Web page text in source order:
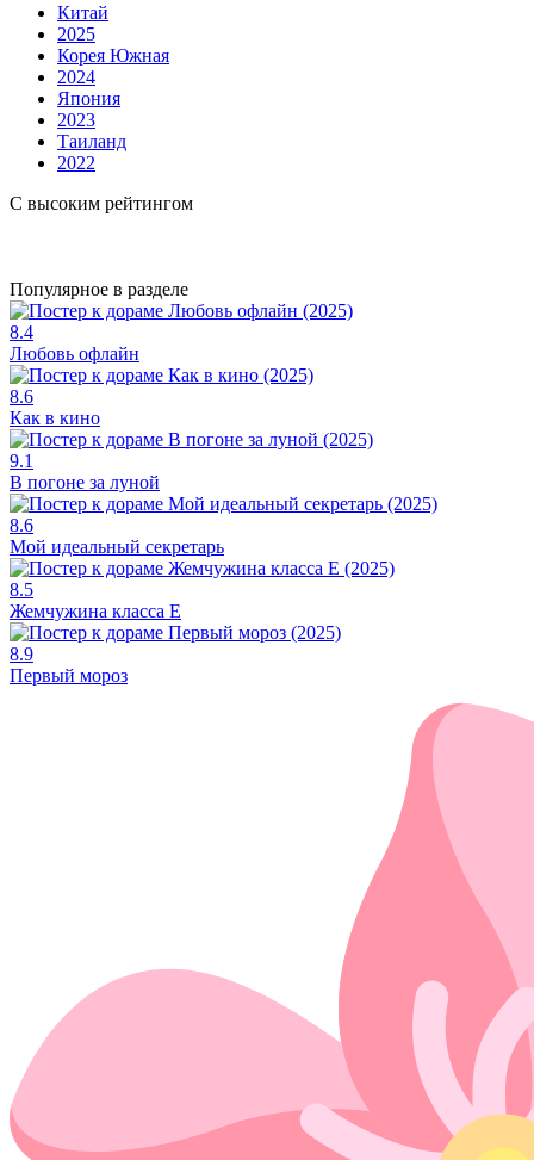
Китай
2025
Корея Южная
2024
Япония
2023
Таиланд
2022
С высоким рейтингом
Популярное в разделе
8.4
Любовь офлайн
8.6
Как в кино
9.1
В погоне за луной
8.6
Мой идеальный секретарь
8.5
Жемчужина класса Е
8.9
Первый мороз